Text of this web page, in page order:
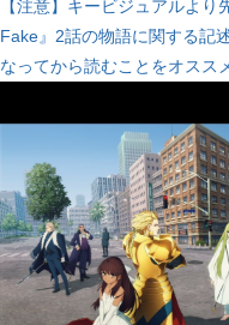
【注意】キービジュアルよ
Fake』2話の物語に関する記
なってから読むことをオスス